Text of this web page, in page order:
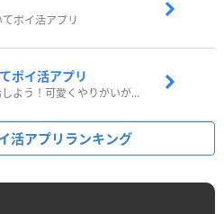
ポイ活アプリ
ポイ活アプリ
ペットを育ってポイ活しよう！可愛くやりがいがある新感覚アプリ
活アプリランキング